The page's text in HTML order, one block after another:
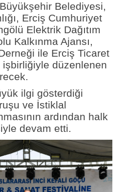
Belediyesi,
Erciş Cumhuriyet
Elektrik Dağıtım
Kalkınma Ajansı,
ile Erciş Ticaret
işbirliğiyle düzenlenen
ilgi gösterdiği
ve İstiklal
ardından halk
devam etti.